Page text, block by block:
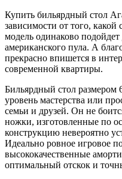
Купить бильярдный стол
зависимости от того,
модель одинаково
американского пула. А
прекрасно впишется в
современной квартиры.
Бильярдный стол размером
уровень мастерства или
семьи и друзей. Он не
ножки, изготовленные по
конструкцию невероятно
Идеально ровное игровое
высококачественные
оптимальный отскок и